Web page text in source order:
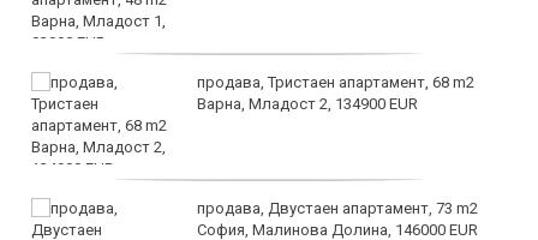
продава, Тристаен апартамент, 68 m2
Варна, Младост 2, 134900 EUR
продава, Двустаен апартамент, 73 m2
София, Малинова Долина, 146000 EUR